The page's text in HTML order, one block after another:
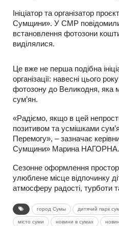
Ініціатор та організатор
Сумщини». У СМР
встановлення фотозони
виділялися.
Це вже не перша подібна
організації: навесні цього
фотозону до Великодня, яка
сум’ян.
«Радіємо, якщо в цей
позитивом та усмішками
Перемогу», – зазначає
Сумщини» Марина НАГОРНА.
Сезонне оформлення
улюблене місце відпочинку
атмосферу радості, турботи
город Сумы дитячий парк
місто суми новини в сумах